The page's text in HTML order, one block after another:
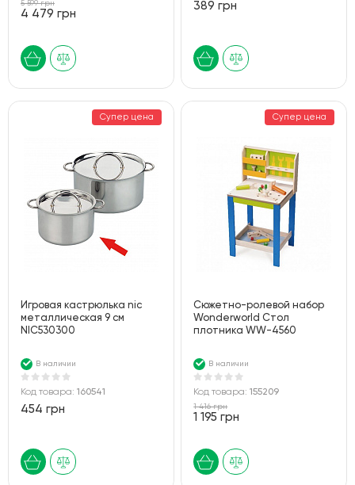
5 599 грн
4 479 грн
389 грн
Супер цена
Игровая кастрюлька nic
металлическая 9 см
NIC530300
В наличии
Код товара: 160541
454 грн
Супер цена
Сюжетно-ролевой набор
Wonderworld Стол
плотника WW-4560
В наличии
Код товара:155209
1 416 грн
1 195 грн